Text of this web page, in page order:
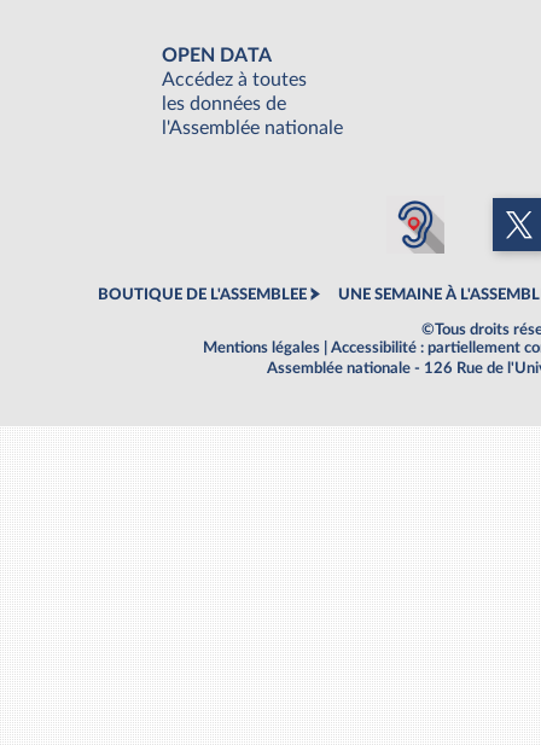
OPEN DATA
Accédez à toutes
les données de
l'Assemblée nationale
BOUTIQUE DE L'ASSEMBLEE UNE SEMAINE À
©Tous droits
Mentions légales
Accessibilité : partiellement
Assemblée nationale - 126 Rue de